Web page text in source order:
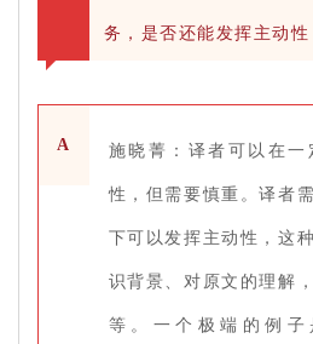
务，是否还能发挥主动性
A 施晓菁：译者可以在一
性，但需要慎重。译者
下可以发挥主动性，这
识背景、对原文的理解
等。一个极端的例子